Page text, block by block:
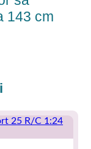
143 cm